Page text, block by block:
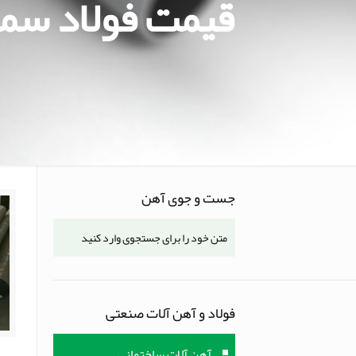
قیمت فولاد
جست و جوی آهن
فولاد و آهن آلات صنعتی